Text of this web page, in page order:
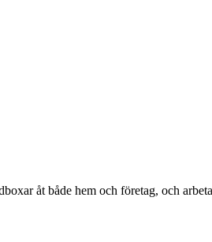
åt både hem och företag, och